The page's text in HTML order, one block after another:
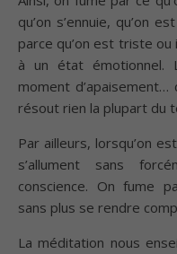
qu’on s’ennuie, qu’on
parce qu’on est triste
à un état émotionnel.
moment
résout rien la plupart du
Par ailleurs, lorsqu’on
s’allument sans
conscience. On fume
sans plus se rendre
La méditation nous